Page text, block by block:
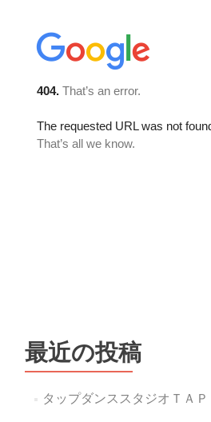
最近の投稿
タップダンススタジオＴＡＰ